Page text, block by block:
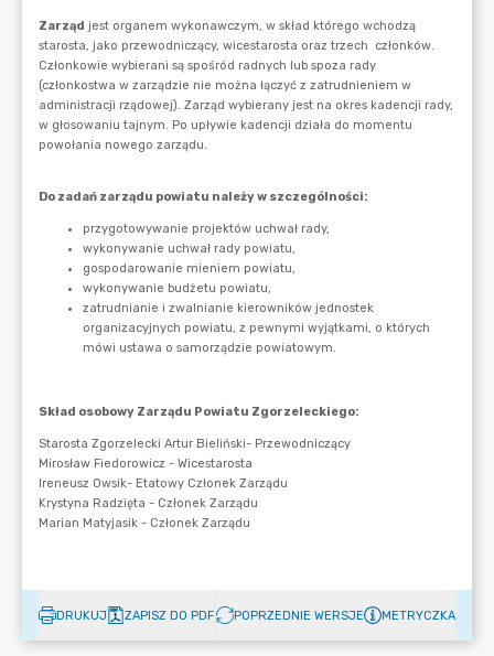
DRUKUJ ZAPISZ DO PDF POPRZEDNIE WERSJE METRYCZKA